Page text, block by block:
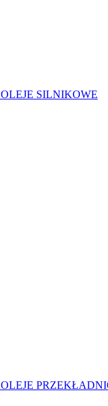
OLEJE SILNIKOWE
OLEJE